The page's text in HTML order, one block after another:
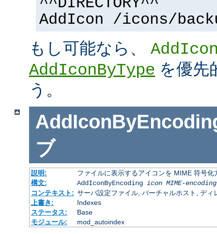
AddIcon /icons/
もし可能なら、
AddIconByType を優先
う。
ブ
説明:
ファイルに表示するアイコンを MIME 符号化
構文:
AddIconByEncoding icon MIME-encoding
コンテキスト: サーバ設定ファイル, バーチャルホスト, ディ
上書き:
Indexes
ステータス:
Base
モジュール:
mod_autoindex